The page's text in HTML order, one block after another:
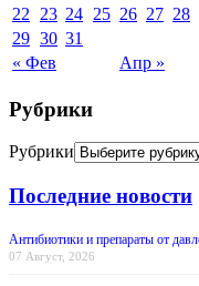
« Фев Апр »
22
23 24 25 26 27 28
29 30 31
Рубрики
Рубрики
Последние новости
Антибиотики и препараты от
07 Август, 2026